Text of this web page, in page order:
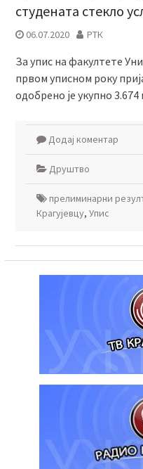
студената стекло
06.07.2020 РТК
За упис на факултете
првом уписном року
одобрено је укупно 3.674
Додај коментар
Друштво
прелиминарни
Крагујевцу, Упис